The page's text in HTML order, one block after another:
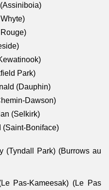
Park)
(Dauphin)
Dawson)
(Selkirk)
(Saint-Boniface)
(Tyndall Park) (Burrows au
Pas-Kameesak) (Le Pas